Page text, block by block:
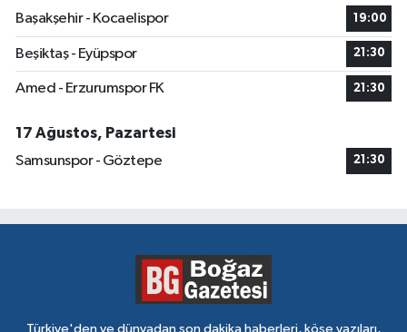
Başakşehir - Kocaelispor
19:00
Beşiktaş - Eyüpspor 21:30
Amed - Erzurumspor FK 21:30
17 Ağustos, Pazartesi
Samsunspor - Göztepe
21:30
Türkiye'den ve dünyadan son dakika haberleri, köşe yazıları,